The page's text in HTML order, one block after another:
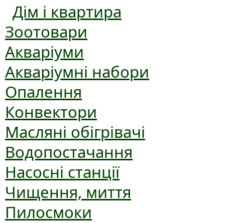
Дім і квартира
Зоотовари
Акваріуми
Акваріумні набори
Опалення
Конвектори
Масляні обігрівачі
Водопостачання
Насосні станції
Чищення, миття
Пилосмоки